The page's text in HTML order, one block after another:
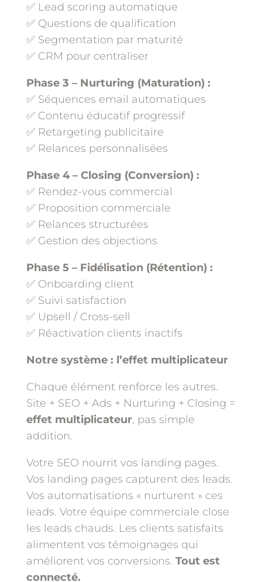
✅ Lead scoring automatique
✅ Questions de qualification
✅ Segmentation par maturité
✅ CRM pour centraliser
Phase 3 – Nurturing (Maturation) :
✅ Séquences email automatiques
✅ Contenu éducatif progressif
✅ Retargeting publicitaire
✅ Relances personnalisées
Phase 4 – Closing (Conversion) :
✅ Rendez-vous commercial
✅ Proposition commerciale
✅ Relances structurées
✅ Gestion des objections
Phase 5 – Fidélisation (Rétention) :
✅ Onboarding client
✅ Suivi satisfaction
✅ Upsell / Cross-sell
✅ Réactivation clients inactifs
Notre système : l’effet multiplicateur
Chaque élément renforce les autres.
Site + SEO + Ads + Nurturing + Closing =
effet multiplicateur, pas simple
addition.
Votre SEO nourrit vos landing pages.
Vos landing pages capturent des leads.
Vos automatisations « nurturent » ces
leads. Votre équipe commerciale close
les leads chauds. Les clients satisfaits
alimentent vos témoignages qui
améliorent vos conversions. Tout est
connecté.